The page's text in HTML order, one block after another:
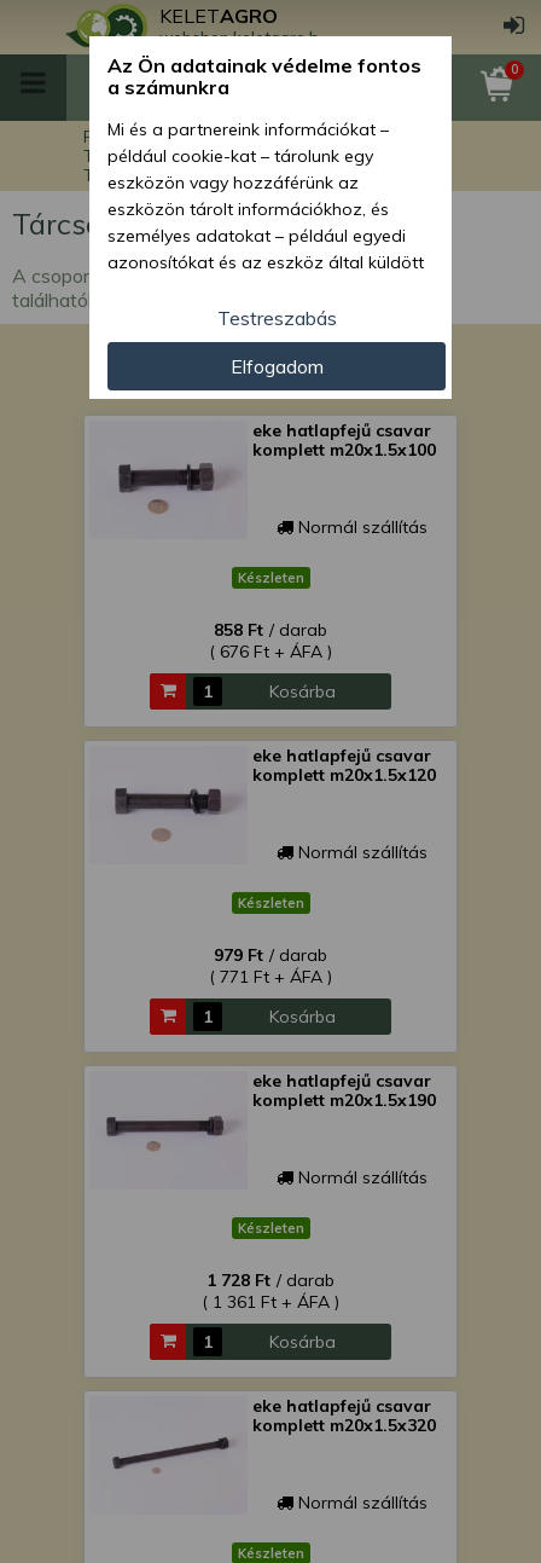
KELETAGRO
webshop.keletagro.hu
0
Főoldal
Munkagép alkatrészek
Tárcsa alkatrészek
Tárcsa alkatrészek - IH10-770
Tárcsa alkatrészek - IH10-770
A csoportban IH10-770 nehéz tárcsa alkatrészek
találhatók.
eke hatlapfejű csavar
komplett m20x1.5x100
Normál szállítás
Készleten
858 Ft / darab
( 676 Ft + ÁFA )
Kosárba
eke hatlapfejű csavar
komplett m20x1.5x120
Normál szállítás
Készleten
979 Ft / darab
( 771 Ft + ÁFA )
Kosárba
eke hatlapfejű csavar
komplett m20x1.5x190
Normál szállítás
Készleten
1 728 Ft / darab
( 1 361 Ft + ÁFA )
Kosárba
eke hatlapfejű csavar
komplett m20x1.5x320
Normál szállítás
Készleten
Az Ön adatainak védelme fontos
a számunkra
Mi és a partnereink információkat –
például cookie-kat – tárolunk egy
eszközön vagy hozzáférünk az
eszközön tárolt információkhoz, és
személyes adatokat – például egyedi
azonosítókat és az eszköz által küldött
személyre szabott hirdetések és
tartalom nyújtásához, hirdetés- és
tartalomméréshez, nézettségi adatok
gyűjtéséhez, valamint termékek
kifejlesztéséhez és a termékek
javításához. Az Ön engedélyével mi és a
partnereink eszközleolvasásos
módszerrel szerzett pontos geolokációs
adatokat és azonosítási információkat
kattintva hozzájárulhat ahhoz, hogy mi
adatkezelést végezzünk. Másik
lehetőségként a hozzájárulás
megadása vagy elutasítása előtt
részletesebb információkhoz juthat, és
megváltoztathatja beállításait. Felhívjuk
figyelmét, hogy személyes adatainak
bizonyos kezeléséhez nem feltétlenül
szükséges az Ön hozzájárulása, de
jogában áll tiltakozni az ilyen jellegű
a weboldalra érvényesek. Erre a
adatvédelmi szabályzatunk segítségével
bármikor megváltoztathatja a
beállításait.
Testreszabás
Elfogadom